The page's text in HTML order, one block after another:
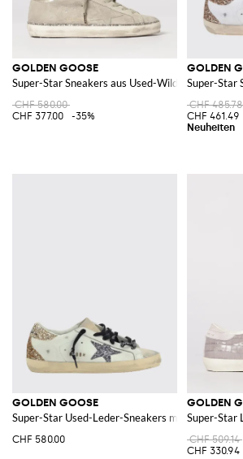
GOLDEN GOOSE
Super-Star Sneakers aus Used-Wildleder
CHF 580.00
CHF 377.00
-35%
GOLDEN
Super-Star
CHF 485.78
CHF 461.49
GOLDEN GOOSE
Super-Star Used-Leder-Sneakers mit Glitter
CHF 580.00
GOLDEN
Super-Star
CHF 509.14
CHF 330.94